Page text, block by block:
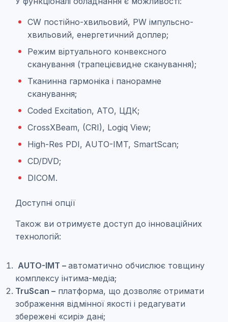
CW постійно-хвильовий, PW імпульсно-
хвильовий, енергетичний доплер;
Режим віртуального конвексного
сканування (трапецієвидне сканування);
Тканинна гармоніка і панорамне
сканування;
Coded Excitation, АТО, ЦДК;
CrossXBeam, (CRI), Logiq View;
High-Res PDI, AUTO-IMT, SmartScan;
CD/DVD;
DICOM.
Доступні опції
Також ви отримуєте доступ до інноваційних
технологій:
AUTO-IMT – автоматично обчислює товщину
комплексу інтима-медіа;
TruScan – платформа, що дозволяє отримати
зображення відмінної якості і редагувати
збережені «сирі» дані;